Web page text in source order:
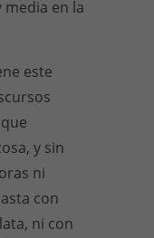
en la
este
y sin
ni
con
ni con